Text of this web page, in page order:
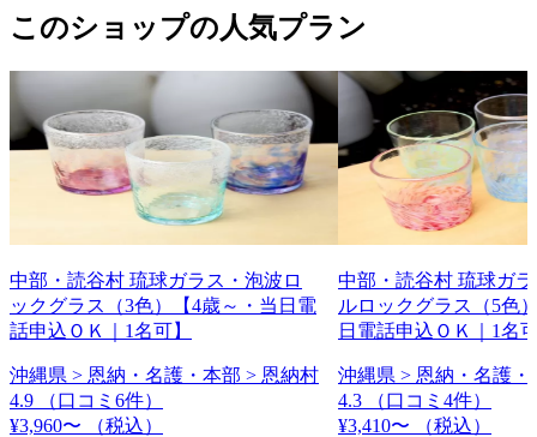
このショップの人気プラン
中部・読谷村 琉球ガラス・泡波ロ
ックグラス（3色）【4歳～・当日電
話申込ＯＫ｜1名可】
沖縄県 > 恩納・名護・本部 > 恩納村
4.9
（口コミ6件）
¥3,960〜
（税込）
中部・読谷村 琉球ガ
ルロックグラス（5色
日電話申込ＯＫ｜1名
沖縄県 > 恩納・名護・
4.3
（口コミ4件）
¥3,410〜
（税込）